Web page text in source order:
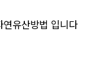
유산방법 입니다